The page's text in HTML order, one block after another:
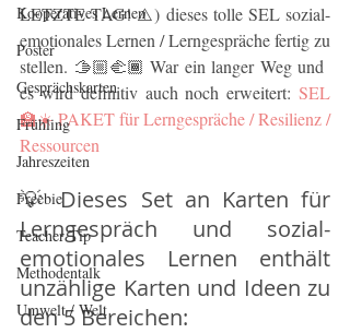
Kooperatives Lernen
Poster
Gesprächskarten
Frühling
Jahreszeiten
Freebie
Teacher Tip
Methodentalk
Umwelt / Welt
LETZTE TAG! ⚠️) dieses tolle SEL sozial-
emotionales Lernen / Lerngespräche fertig zu
stellen. 🫱🏼‍🫲🏾 War ein langer Weg und
es wird definitiv auch noch erweitert: SEL
🏫☀️ PAKET für Lerngespräche / Resilienz /
Ressourcen
💡 Dieses Set an Karten für
Lerngespräch und sozial-
emotionales Lernen enthält
unzählige Karten und Ideen zu
den 5 Bereichen: